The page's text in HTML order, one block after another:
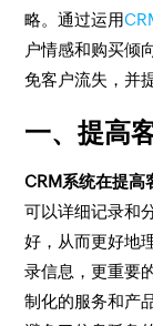
略。通过运用
户情感和购买倾
免客户流失，并
一、提高
CRM系统在提高
可以详细记录和
好，从而更好地
录信息，更重要
制化的服务和产